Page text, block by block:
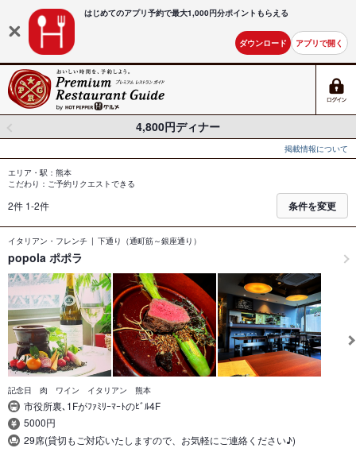
はじめてのアプリ予約で最大1,000円分ポイントもらえる
ダウンロード アプリで開く
4,800円ディナー
掲載情報について
エリア・駅：熊本
こだわり：ご予約リクエストできる
2件 1-2件 条件を変更
イタリアン・フレンチ 下通り（通町筋～銀座通り）
popola ポポラ
記念日 肉 ワイン イタリアン 熊本
市役所裏､1Fがﾌｧﾐﾘｰﾏｰﾄのﾋﾞﾙ4F
5000円
29席(貸切もご対応いたしますので、お気軽にご連絡ください♪)